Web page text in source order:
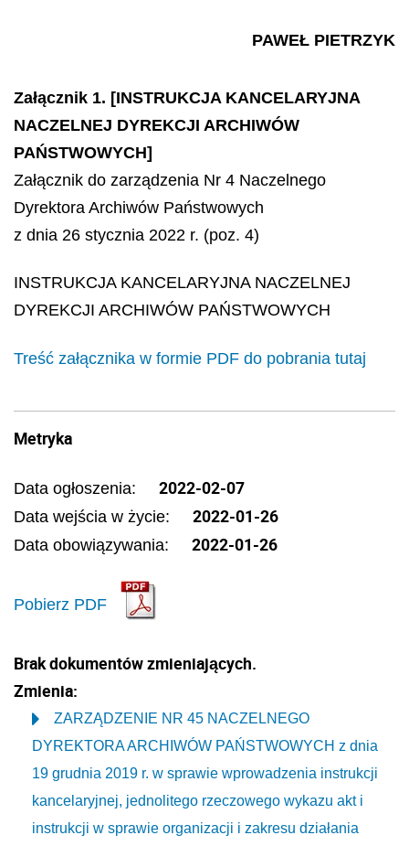
PAWEŁ PIETRZYK
Załącznik 1. [INSTRUKCJA KANCELARYJNA
NACZELNEJ DYREKCJI ARCHIWÓW
PAŃSTWOWYCH]
Załącznik do zarządzenia Nr 4 Naczelnego
Dyrektora Archiwów Państwowych
z dnia 26 stycznia 2022 r. (poz. 4)
INSTRUKCJA KANCELARYJNA NACZELNEJ
DYREKCJI ARCHIWÓW PAŃSTWOWYCH
Treść załącznika w formie PDF do pobrania tutaj
Metryka
Data ogłoszenia: 2022-02-07
Data wejścia w życie: 2022-01-26
Data obowiązywania: 2022-01-26
Pobierz PDF
Brak dokumentów zmieniających.
Zmienia:
ZARZĄDZENIE NR 45 NACZELNEGO
DYREKTORA ARCHIWÓW PAŃSTWOWYCH z dnia
19 grudnia 2019 r. w sprawie wprowadzenia instrukcji
kancelaryjnej, jednolitego rzeczowego wykazu akt i
instrukcji w sprawie organizacji i zakresu działania